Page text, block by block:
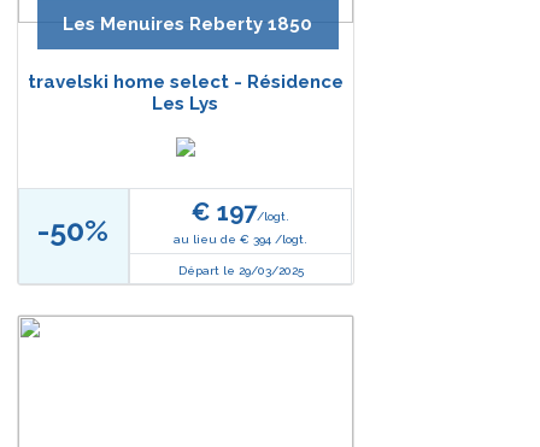
Les Menuires Reberty 1850
travelski home select - Résidence
Les Lys
-50% € 197/logt.
au lieu de € 394 /logt.
Départ le 29/03/2025